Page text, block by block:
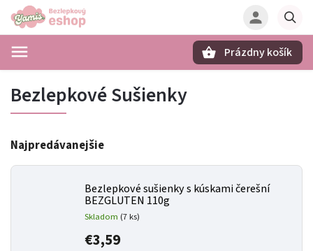
Prázdny košík
Bezlepkové Sušienky
Najpredávanejšie
Bezlepkové sušienky s kúskami čerešní
BEZGLUTEN 110g
Skladom (7 ks)
€3,59